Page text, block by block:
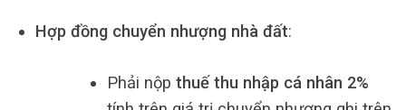
Hợp đồng chuyển nhượng nhà đất:
Phải nộp thuế thu nhập cá nhân 2%